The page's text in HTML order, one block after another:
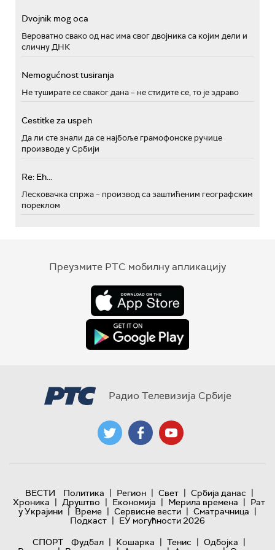
Dvojnik mog oca
Вероватно свако од нас има свог двојника са којим дели и
сличну ДНК
Nemogućnost tusiranja
Не туширате се сваког дана – не стидите се, то је здраво
Cestitke za uspeh
Да ли сте знали да се најбоље грамофонске ручице
производе у Србији
Re: Eh...
Лесковачка спржа – производ са заштићеним географским
пореклом
Преузмите РТС мобилну апликацију
Радио Телевизија Србије
ВЕСТИ Политика | Регион | Свет | Србија данас |
Хроника | Друштво | Економија | Мерила времена | Рат
у Украјини | Време | Сервисне вести | Сматрачница |
Подкаст | ЕУ могућности 2026
СПОРТ
Фудбал | Кошарка | Тенис | Одбојка |